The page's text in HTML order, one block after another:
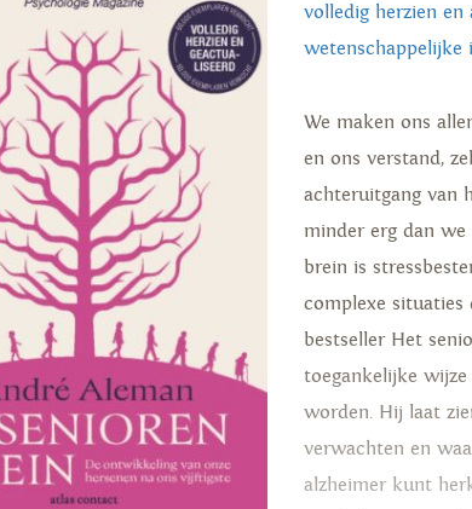
volledig herzien en
wetenschappelijke
We maken ons
en ons verstand,
achteruitgang van
minder erg dan we
brein is
complexe situaties
bestseller Het
toegankelijke
worden. Hij laat
verwachten en
alzheimer kunt